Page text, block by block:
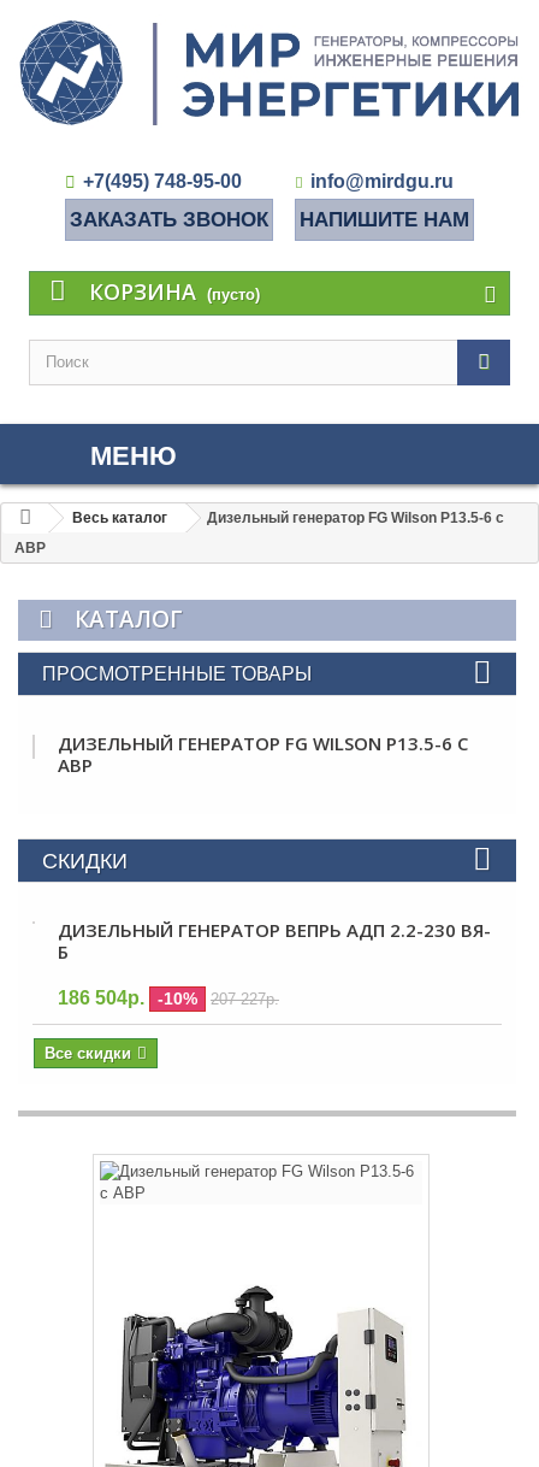
+7(495) 748-95-00 info@mirdgu.ru
ЗАКАЗАТЬ ЗВОНОК НАПИШИТЕ НАМ
КОРЗИНА (пусто)
МЕНЮ
Весь каталог
Дизельный генератор FG Wilson P13.5-6 с
АВР
КАТАЛОГ
ПРОСМОТРЕННЫЕ ТОВАРЫ
ДИЗЕЛЬНЫЙ ГЕНЕРАТОР FG WILSON P13.5-6 С
АВР
СКИДКИ
ДИЗЕЛЬНЫЙ ГЕНЕРАТОР ВЕПРЬ АДП 2.2-230 ВЯ-
Б
186 504р. -10% 207 227р.
Все скидки